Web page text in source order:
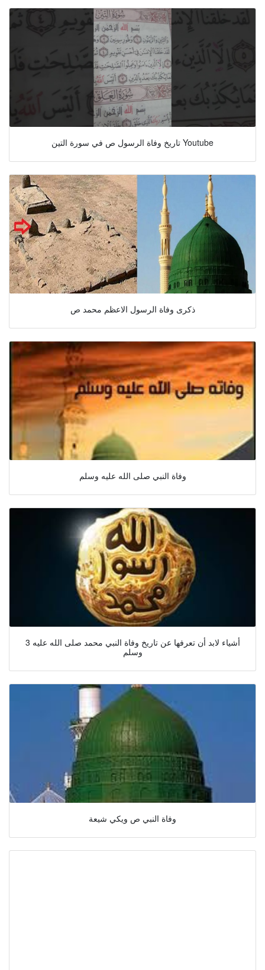
تاريخ وفاة الرسول ص في سورة التين Youtube
ذكرى وفاة الرسول الاعظم محمد ص
وفاة النبي صلى الله عليه وسلم
3 أشياء لابد أن تعرفها عن تاريخ وفاة النبي محمد صلى الله عليه
وسلم
وفاة النبي ص ويكي شيعة